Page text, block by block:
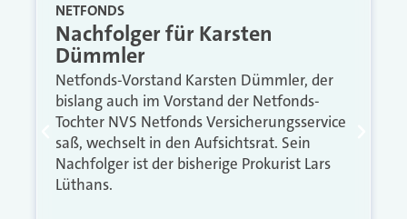
NETFONDS
Nachfolger für Karsten
Dümmler
Netfonds-Vorstand Karsten Dümmler, der
bislang auch im Vorstand der Netfonds-
Tochter NVS Netfonds Versicherungsservice
saß, wechselt in den Aufsichtsrat. Sein
Nachfolger ist der bisherige Prokurist Lars
Lüthans.